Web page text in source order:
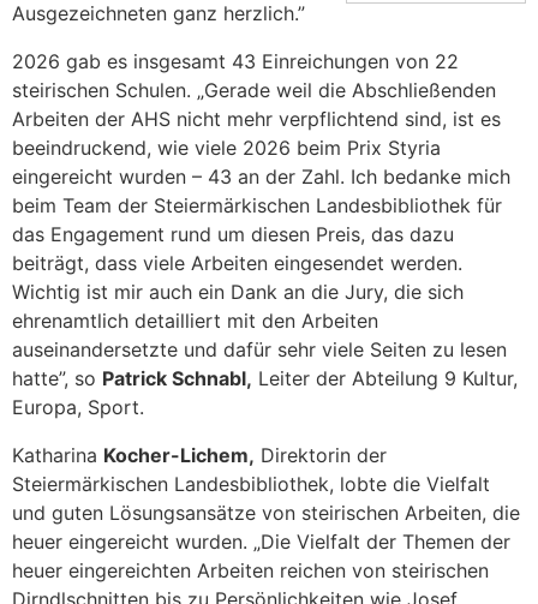
Ausgezeichneten ganz herzlich.”
2026 gab es insgesamt 43 Einreichungen von 22
steirischen Schulen. „Gerade weil die Abschließenden
Arbeiten der AHS nicht mehr verpflichtend sind, ist es
beeindruckend, wie viele 2026 beim Prix Styria
eingereicht wurden – 43 an der Zahl. Ich bedanke mich
beim Team der Steiermärkischen Landesbibliothek für
das Engagement rund um diesen Preis, das dazu
beiträgt, dass viele Arbeiten eingesendet werden.
Wichtig ist mir auch ein Dank an die Jury, die sich
ehrenamtlich detailliert mit den Arbeiten
auseinandersetzte und dafür sehr viele Seiten zu lesen
hatte”, so Patrick Schnabl, Leiter der Abteilung 9 Kultur,
Europa, Sport.
Katharina Kocher-Lichem, Direktorin der
Steiermärkischen Landesbibliothek, lobte die Vielfalt
und guten Lösungsansätze von steirischen Arbeiten, die
heuer eingereicht wurden. „Die Vielfalt der Themen der
heuer eingereichten Arbeiten reichen von steirischen